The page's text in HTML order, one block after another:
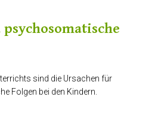
sind die Ursachen für
Folgen bei den Kindern.